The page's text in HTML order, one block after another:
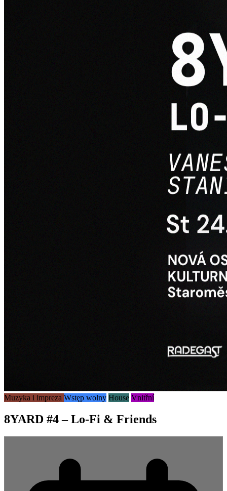
Muzyka i impreza Wstęp wolny House Vnitřní
8YARD #4 – Lo-Fi & Friends